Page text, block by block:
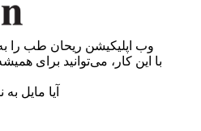
وب ‌اپلیکیشن ریحان طب را
با این کار، می‌توانید برای
آیا مایل